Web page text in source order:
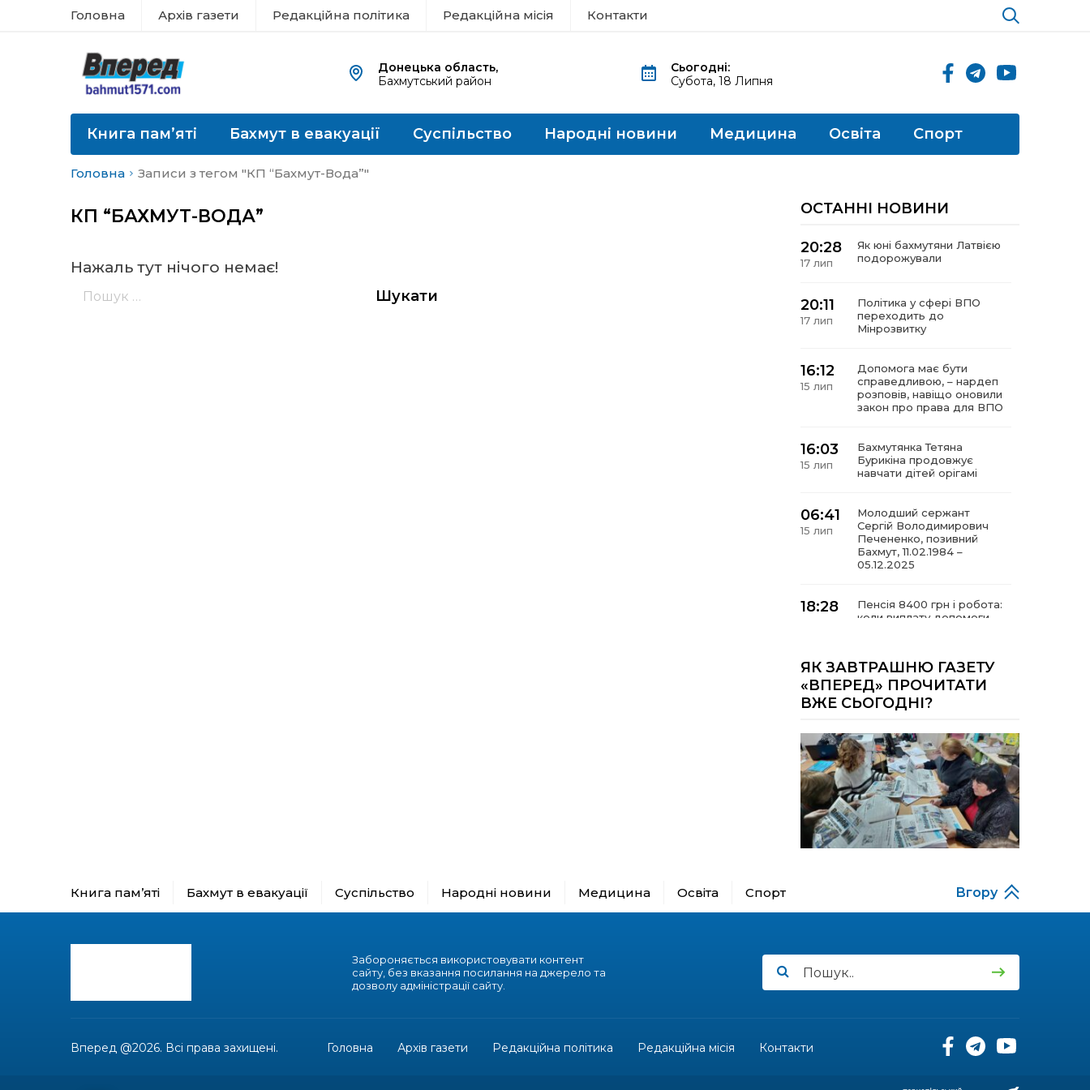
Головна Архів газети Редакційна політика Редакційна місія Контакти
Донецька область,
Бахмутський район
Сьогодні:
Субота, 18 Липня
Книга пам’яті Бахмут в евакуації Суспільство Народні новини Медицина Освіта Спорт
Головна Записи з тегом "КП “Бахмут-Вода”"
КП “БАХМУТ-ВОДА”
Нажаль тут нічого немає!
ОСТАННІ НОВИНИ
20:28
17 лип
Як юні бахмутяни Латвією
подорожували
20:11
17 лип
Політика у сфері ВПО
переходить до
Мінрозвитку
16:12
15 лип
Допомога має бути
справедливою, – нардеп
розповів, навіщо оновили
закон про права для ВПО
16:03
15 лип
Бахмутянка Тетяна
Бурикіна продовжує
навчати дітей орігамі
06:41
15 лип
Молодший сержант
Сергій Володимирович
Печененко, позивний
Бахмут, 11.02.1984 –
05.12.2025
18:28
Пенсія 8400 грн і робота:
коли виплату допомоги
18:24
14 лип
В Україні створять
Координаційну раду з
питань ВПО та
за кордону
18:15
14 лип
Бахмутський код на
Гощанщині: коли традиції
єднають громади
17:25
Маленькі бахмутяни у
10 лип
Морські мушлі в техніці
макраме
17:07
10 лип
Бахмутяни вибороли
настільного тенісу
08 лип
Юна бахмутянка Кіра
Радченко долучилася до
унікального інклюзивного
проєкту «КОЛО
ЯК ЗАВТРАШНЮ ГАЗЕТУ
«ВПЕРЕД» ПРОЧИТАТИ
ВЖЕ СЬОГОДНІ?
Книга пам’яті Бахмут в евакуації Суспільство Народні новини Медицина Освіта Спорт Вгору
Забороняється використовувати контент
сайту, без вказання посилання на джерело та
дозволу адміністрації сайту.
Вперед @2026. Всі права захищені. Головна Архів газети Редакційна політика Редакційна місія Контакти